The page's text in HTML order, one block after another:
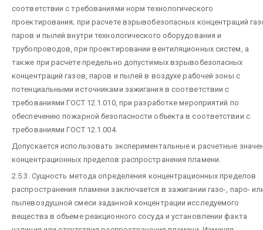
соответствии с требованиями норм технологического
проектирования; при расчете взрывобезопасных концентраций
паров и пылей внутри технологического оборудования и
трубопроводов, при проектировании вентиляционных систем, а
также при расчете предельно допустимых взрывобезопасных
концентраций газов, паров и пылей в воздухе рабочей зоны с
потенциальными источниками зажигания в соответствии с
требованиями ГОСТ 12.1.010, при разработке мероприятий по
обеспечению пожарной безопасности объекта в соответствии с
требованиями ГОСТ 12.1.004.
Допускается использовать экспериментальные и расчетные
концентрационных пределов распространения пламени.
2.5.3. Сущность метода определения концентрационных пределов
распространения пламени заключается в зажигании газо-, паро-
пылевоздушной смеси заданной концентрации исследуемого
вещества в объеме реакционного сосуда и установлении факта